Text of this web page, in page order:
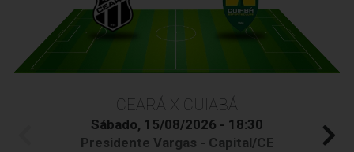
CEARÁ X CUIABÁ
Sábado, 15/08/2026 - 18:30
Presidente Vargas - Capital/CE